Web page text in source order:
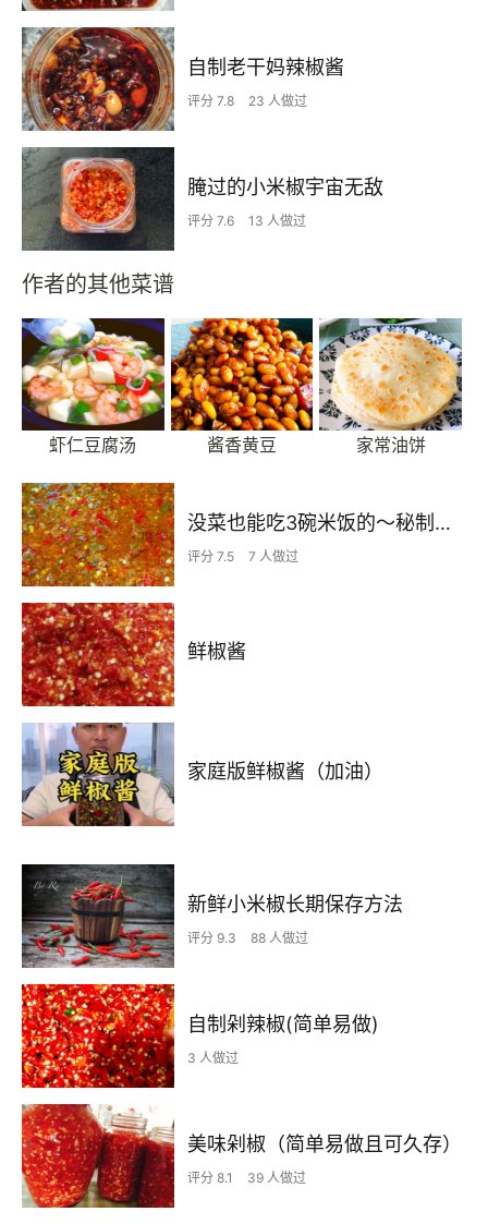
自制老干妈辣椒酱
评分 7.8 23 人做过
腌过的小米椒宇宙无敌
评分 7.6 13 人做过
作者的其他菜谱
虾仁豆腐汤 酱香黄豆 家常油饼
没菜也能吃3碗米饭的～秘制鲜椒酱
评分 7.5 7 人做过
鲜椒酱
家庭版鲜椒酱（加油）
新鲜小米椒长期保存方法
评分 9.3 88 人做过
自制剁辣椒(简单易做)
3 人做过
美味剁椒（简单易做且可久存）
评分 8.1 39 人做过